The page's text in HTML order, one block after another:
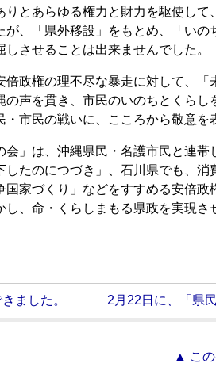
りとあらゆる権力と財力を駆使して
、「県外移設」をもとめ、「いの
させることは出来ませんでした。
政権の理不尽な暴走に対して、「
声を貫き、市民のいのちとくらし
市民の戦いに、こころから敬意を
」は、沖縄県民・名護市民と連帯
したのにつづき」、石川県でも、消
家づくり」などをすすめる安倍政
、命・くらしまもる県政を実現さ
ました。 2月22日に、「県
▲ こ